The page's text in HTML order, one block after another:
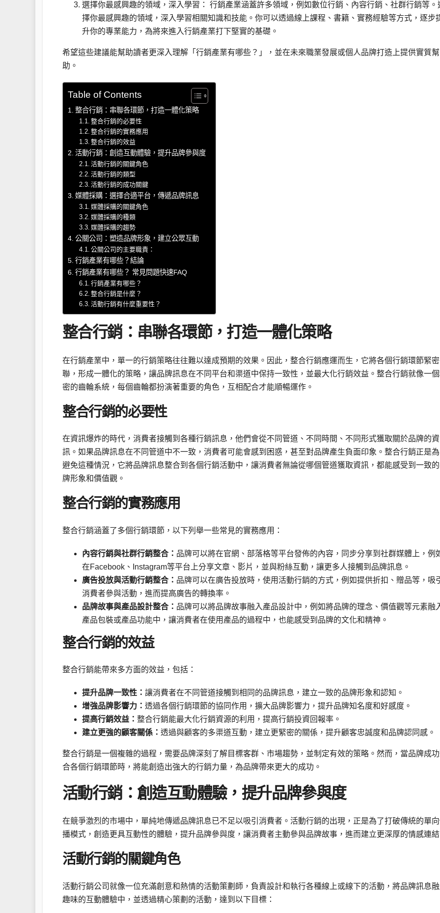
選擇你最感興趣的領域，深入學習： 行銷產業涵蓋許多領域，例如數位行銷、內容行銷、社群行銷等。
擇你最感興趣的領域，深入學習相關知識和技能。你可以透過線上課程、書籍、實務經驗等方式，逐步
升你的專業能力，為將來進入行銷產業打下堅實的基礎。
希望這些建議能幫助讀者更深入理解「行銷產業有哪些？」，並在未來職業發展或個人品牌打造上提供實質幫
助。
Table of Contents
整合行銷：串聯各環節，打造一體化策略
整合行銷的必要性
整合行銷的實務應用
整合行銷的效益
活動行銷：創造互動體驗，提升品牌參與度
活動行銷的關鍵角色
活動行銷的類型
活動行銷的成功關鍵
媒體採購：選擇合適平台，傳遞品牌訊息
媒體採購的關鍵角色
媒體採購的種類
媒體採購的趨勢
公關公司：塑造品牌形象，建立公眾互動
公關公司的主要職責：
行銷產業有哪些？結論
行銷產業有哪些？ 常見問題快速FAQ
行銷產業有哪些？
整合行銷是什麼？
活動行銷有什麼重要性？
整合行銷：串聯各環節，打造一體化策略
在行銷產業中，單一的行銷策略往往難以達成預期的效果。因此，整合行銷應運而生，它將各個行銷環節緊
聯，形成一體化的策略，讓品牌訊息在不同平台和渠道中保持一致性，並最大化行銷效益。整合行銷就像一
密的齒輪系統，每個齒輪都扮演著重要的角色，互相配合才能順暢運作。
整合行銷的必要性
在資訊爆炸的時代，消費者接觸到各種行銷訊息，他們會從不同管道、不同時間、不同形式獲取關於品牌的資
訊。如果品牌訊息在不同管道中不一致，消費者可能會感到困惑，甚至對品牌產生負面印象。整合行銷正是為
避免這種情況，它將品牌訊息整合到各個行銷活動中，讓消費者無論從哪個管道獲取資訊，都能感受到一致
牌形象和價值觀。
整合行銷的實務應用
整合行銷涵蓋了多個行銷環節，以下列舉一些常見的實務應用：
內容行銷與社群行銷整合： 品牌可以將在官網、部落格等平台發佈的內容，同步分享到社群媒體上，例
在Facebook、Instagram等平台上分享文章、影片，並與粉絲互動，讓更多人接觸到品牌訊息。
廣告投放與活動行銷整合： 品牌可以在廣告投放時，使用活動行銷的方式，例如提供折扣、贈品等，吸引
消費者參與活動，進而提高廣告的轉換率。
品牌故事與產品設計整合： 品牌可以將品牌故事融入產品設計中，例如將品牌的理念、價值觀等元素融
產品包裝或產品功能中，讓消費者在使用產品的過程中，也能感受到品牌的文化和精神。
整合行銷的效益
整合行銷能帶來多方面的效益，包括：
提升品牌一致性： 讓消費者在不同管道接觸到相同的品牌訊息，建立一致的品牌形象和認知。
增強品牌影響力： 透過各個行銷環節的協同作用，擴大品牌影響力，提升品牌知名度和好感度。
提高行銷效益： 整合行銷能最大化行銷資源的利用，提高行銷投資回報率。
建立更強的顧客關係： 透過與顧客的多渠道互動，建立更緊密的關係，提升顧客忠誠度和品牌認同感。
整合行銷是一個複雜的過程，需要品牌深刻了解目標客群、市場趨勢，並制定有效的策略。然而，當品牌成
合各個行銷環節時，將能創造出強大的行銷力量，為品牌帶來更大的成功。
活動行銷：創造互動體驗，提升品牌參與度
在競爭激烈的市場中，單純地傳遞品牌訊息已不足以吸引消費者。活動行銷的出現，正是為了打破傳統的單
播模式，創造更具互動性的體驗，提升品牌參與度，讓消費者主動參與品牌故事，進而建立更深厚的情感連結
活動行銷的關鍵角色
活動行銷公司就像一位充滿創意和熱情的活動策劃師，負責設計和執行各種線上或線下的活動，將品牌訊息融
趣味的互動體驗中，並透過精心策劃的活動，達到以下目標：